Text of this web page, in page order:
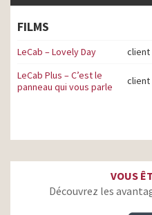
FILMS
LeCab – Lovely Day
client
LeCab Plus – C’est le
panneau qui vous parle
client
VOUS
Découvrez les